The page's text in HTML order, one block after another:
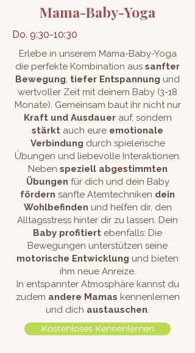
Mama-Baby-Yoga
Do. 9:30-10:30
Erlebe in unserem Mama-Baby-Yoga
die perfekte Kombination aus sanfter
Bewegung, tiefer Entspannung und
wertvoller Zeit mit deinem Baby (3-18
Monate). Gemeinsam baut ihr nicht nur
Kraft und Ausdauerauf, sondern
stärkt auch eure emotionale
Verbindung durch spielerische
Übungen und liebevolle Interaktionen.
Neben speziell abgestimmten
Übungen für dich und dein Baby
fördern sanfte Atemtechniken dein
Wohlbefinden und helfen dir, den
Alltagsstress hinter dir zu lassen. Dein
Baby profitiert ebenfalls: Die
Bewegungen unterstützen seine
motorische Entwicklung und bieten
ihm neue Anreize.
In entspannter Atmosphäre kannst du
zudem andere Mamas kennenlernen
und dich austauschen.
Kostenloses Kennenlernen